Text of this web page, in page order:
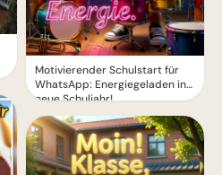
Motivierender Schulstart für
WhatsApp: Energiegeladen ins
neue Schuljahr!